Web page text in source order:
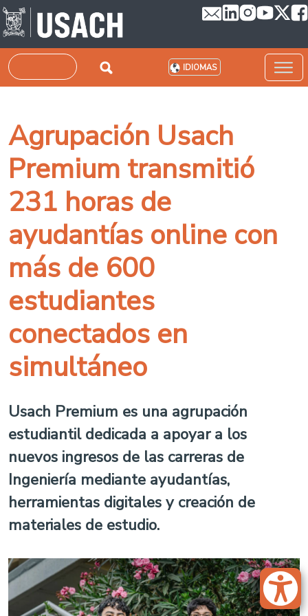
Pasar al contenido principal
Buscar IDIOMAS
Agrupación Usach
Premium transmitió
231 horas de
ayudantías online con
más de 600
estudiantes
conectados en
simultáneo
Usach Premium es una agrupación
estudiantil dedicada a apoyar a los
nuevos ingresos de las carreras de
Ingeniería mediante ayudantías,
herramientas digitales y creación de
materiales de estudio.